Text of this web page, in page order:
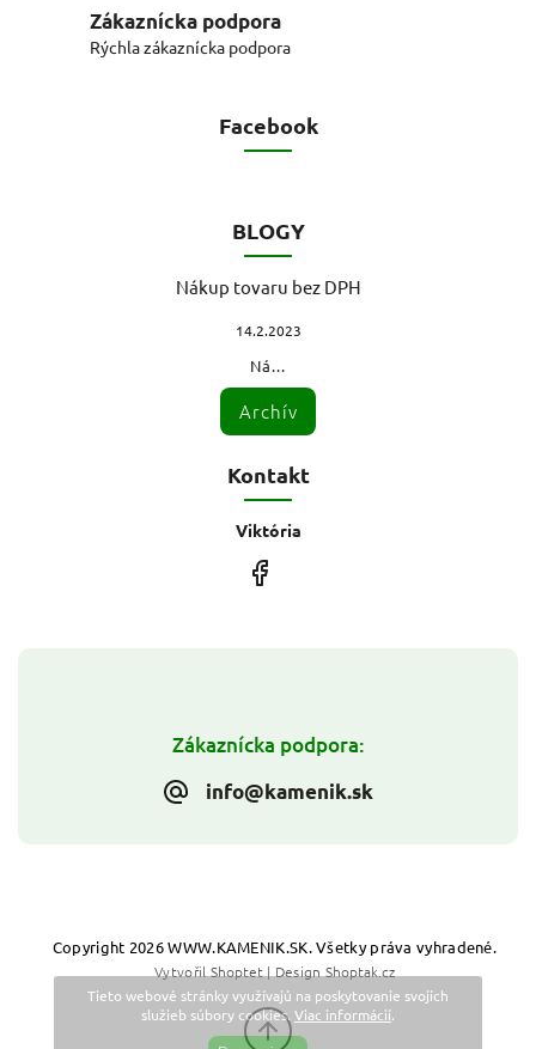
Tieto webové stránky využívajú na poskytovanie svojich
služieb súbory cookies. Viac informácií.
Zákaznícka podpora
Rýchla zákaznícka podpora
Zákaznícka podpora:
info@kamenik.sk
Facebook
BLOGY
Nákup tovaru bez DPH
14.2.2023
Ná...
Archív
Kontakt
Viktória
Copyright 2026WWW.KAMENIK.SK. Všetky práva vyhradené.
Vytvořil Shoptet| Design Shoptak.cz